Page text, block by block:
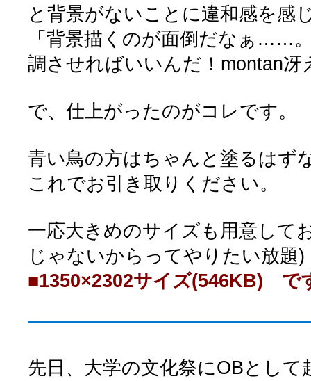
と背景がないことに違和感を感
「背景描くのが面倒だなぁ……
調させればいいんだ！montan冴
で、仕上がったのがコレです。
青い鳥の方はちゃんと塗るはず
これでお引き取りください。
一応大きめのサイズも用意して
じゃないからってやりたい放題)
■1350×2302サイズ(546KB) で
先日、大学の文化祭にOBとして